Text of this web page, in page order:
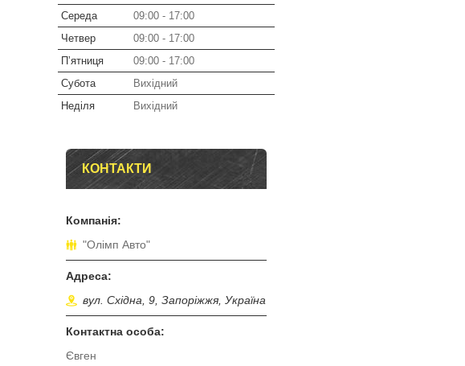
Середа
09:00
17:00
Четвер
09:00
17:00
Пʼятниця
09:00
17:00
Субота
Вихідний
Неділя
Вихідний
КОНТАКТИ
"Олімп Авто"
вул. Східна, 9, Запоріжжя, Україна
Євген